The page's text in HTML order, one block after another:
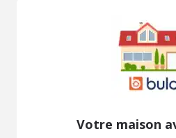
Votre maison